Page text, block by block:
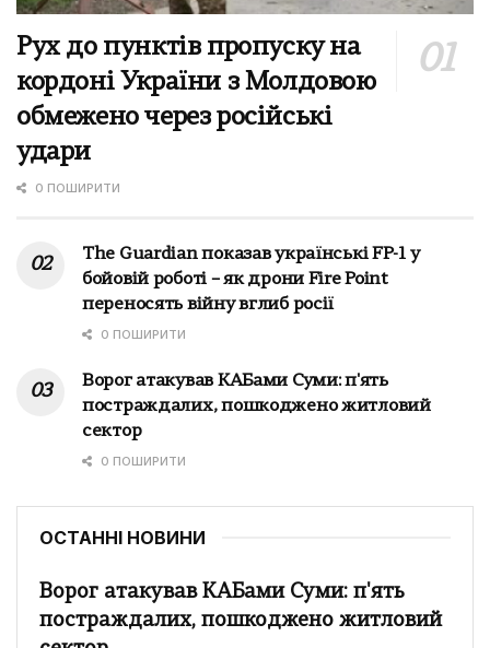
Рух до пунктів пропуску на
кордоні України з Молдовою
обмежено через російські
удари
0 ПОШИРИТИ
The Guardian показав українські FP-1 у
бойовій роботі – як дрони Fire Point
переносять війну вглиб росії
0 ПОШИРИТИ
Ворог атакував КАБами Суми: п'ять
постраждалих, пошкоджено житловий
сектор
0 ПОШИРИТИ
ОСТАННІ НОВИНИ
Ворог атакував КАБами Суми: п'ять
постраждалих, пошкоджено житловий